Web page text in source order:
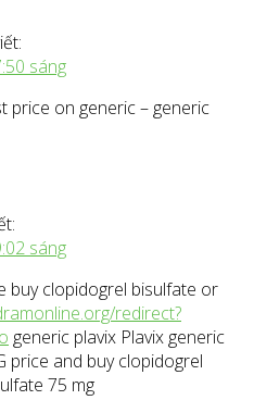
sáng
price on generic – generic
sáng
buy clopidogrel bisulfate or
redirect?
generic plavix Plavix generic
price and buy clopidogrel
75 mg